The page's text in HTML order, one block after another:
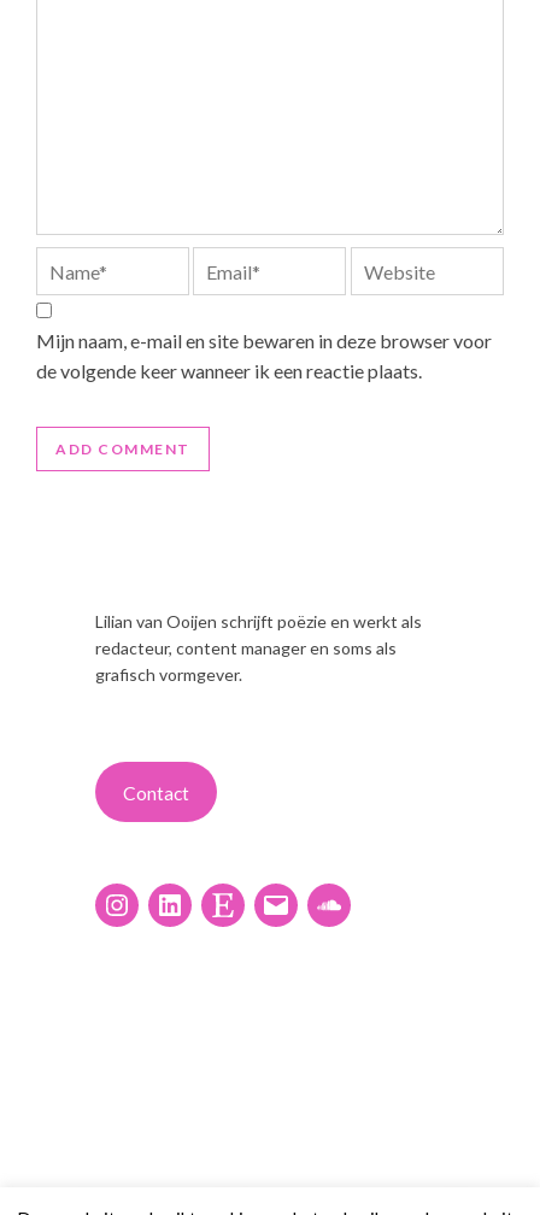
Mijn naam, e-mail en site bewaren in deze browser voor
de volgende keer wanneer ik een reactie plaats.
Lilian van Ooijen schrijft poëzie en werkt als
redacteur, content manager en soms als
grafisch vormgever.
Contact